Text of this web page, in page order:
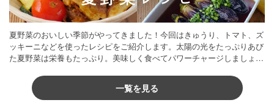
夏野菜のおいしい季節がやってきました！今回はきゅうり、トマト、ズ
ッキーニなどを使ったレシピをご紹介します。太陽の光をたっぷりあび
た夏野菜は栄養もたっぷり。美味しく食べてパワーチャージしましょう
一覧を見る